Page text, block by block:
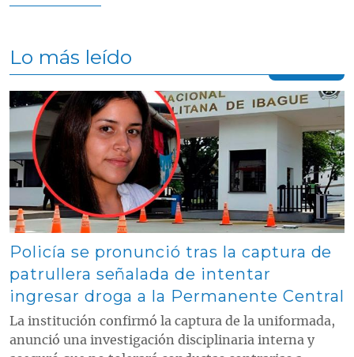
Lo más leído
Contenido multimedia principal
Policía se pronunció tras la captura de
patrullera señalada de intentar
ingresar droga a la Permanente Central
La institución confirmó la captura de la uniformada,
anunció una investigación disciplinaria interna y